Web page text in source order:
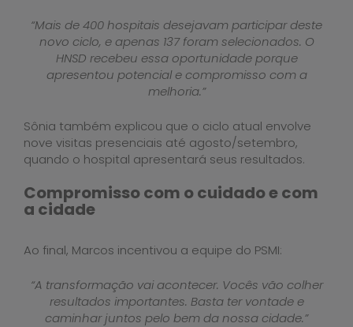
“Mais de 400 hospitais desejavam participar deste
novo ciclo, e apenas 137 foram selecionados. O
HNSD recebeu essa oportunidade porque
apresentou potencial e compromisso com a
melhoria.”
Sônia também explicou que o ciclo atual envolve
nove visitas presenciais até agosto/setembro,
quando o hospital apresentará seus resultados.
Compromisso com o cuidado e com
a cidade
Ao final, Marcos incentivou a equipe do PSMI:
“A transformação vai acontecer. Vocês vão colher
resultados importantes. Basta ter vontade e
caminhar juntos pelo bem da nossa cidade.”